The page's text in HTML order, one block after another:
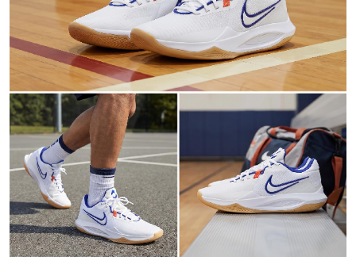
Тройная гарантия
оригинальности
Товар сертифицирован и опломбирован.
Проверяем на оригинальность
по 16 параметрам.
Если придёт подделка — вернём деньги
в трёхкратном размере.
Как мы провеяем товары